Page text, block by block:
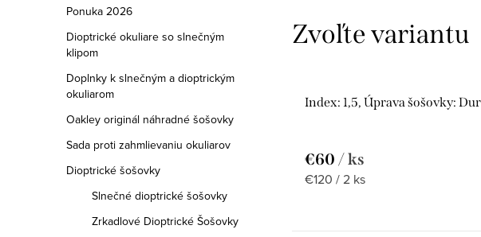
Ponuka 2026
Dioptrické okuliare so slnečným
klipom
Doplnky k slnečným a dioptrickým
okuliarom
Oakley originál náhradné šošovky
Sada proti zahmlievaniu okuliarov
Dioptrické šošovky
Slnečné dioptrické šošovky
Zrkadlové Dioptrické Šošovky
Index: 1,5, Úprava šošovky:
€60 / ks
Jednotková
€120 / 2 ks